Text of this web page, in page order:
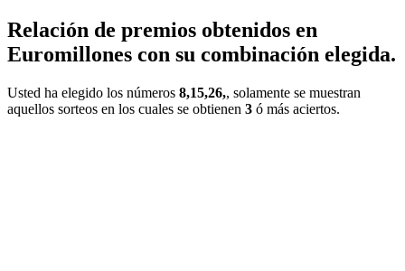
Relación de premios obtenidos en
Euromillones con su combinación elegida.
Usted ha elegido los números 8,15,26,, solamente se muestran
aquellos sorteos en los cuales se obtienen 3 ó más aciertos.